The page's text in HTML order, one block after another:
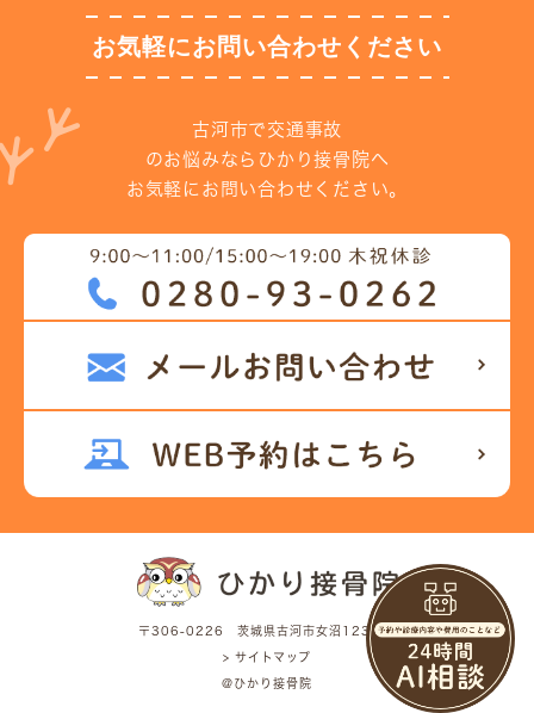
お気軽にお問い合わせください
古河市で交通事故
のお悩みならひかり接骨院へ
お気軽にお問い合わせください。
〒306-0226 茨城県古河市女沼123-11
> サイトマップ
@ひかり接骨院